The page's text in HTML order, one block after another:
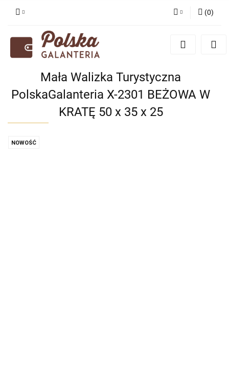
Zaloguj się
Zgody cookies
(0)
Mała Walizka Turystyczna
PolskaGalanteria X-2301 BEŻOWA W
KRATĘ 50 x 35 x 25
NOWOŚĆ